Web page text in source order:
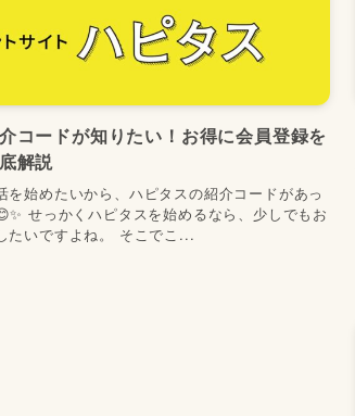
コードが知りたい！お得に会員登録を
解説
を始めたいから、ハピタスの紹介コードがあっ
せっかくハピタスを始めるなら、少しでもお
たいですよね。 そこでこ...